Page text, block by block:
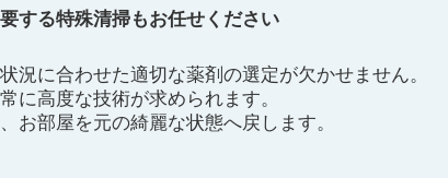
する特殊清掃もお任せください
に合わせた適切な薬剤の選定が欠かせません。
に高度な技術が求められます。
お部屋を元の綺麗な状態へ戻します。